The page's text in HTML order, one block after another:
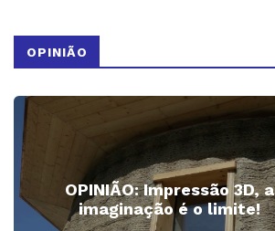
OPINIÃO
OPINIÃO: Impressão 3D, a
imaginação é o limite!